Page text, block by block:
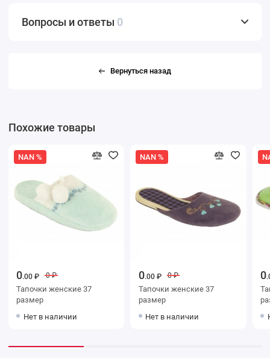
Вопросы и ответы 0
Вернуться назад
Похожие товары
NAN %
0.00 ₽ 0 ₽
Тапочки женские 37
размер
Нет в наличии
NAN %
0.00 ₽ 0 ₽
Тапочки женские 37
размер
Нет в наличии
0